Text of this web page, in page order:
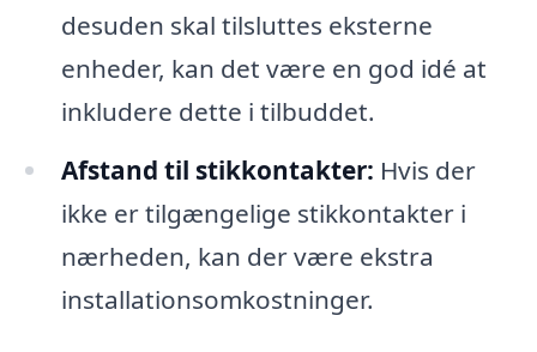
desuden skal tilsluttes eksterne
enheder, kan det være en god idé at
inkludere dette i tilbuddet.
Afstand til stikkontakter: Hvis der
ikke er tilgængelige stikkontakter i
nærheden, kan der være ekstra
installationsomkostninger.